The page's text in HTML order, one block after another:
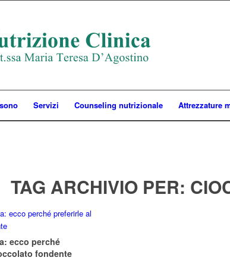
Servizi Counseling nutrizionale Attrezzature
TAG ARCHIVIO PER:
ecco perché
fondente